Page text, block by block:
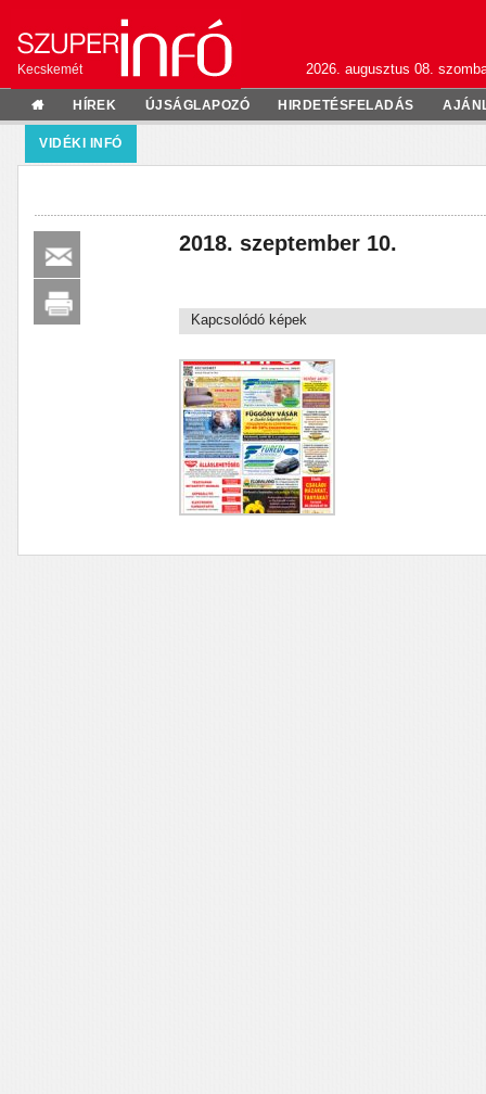
Kecskemét 2026. augusztus 08.
HÍREK ÚJSÁGLAPOZÓ HIRDETÉSFELADÁS
VIDÉKI INFÓ
2018. szeptember 10.
Kapcsolódó képek